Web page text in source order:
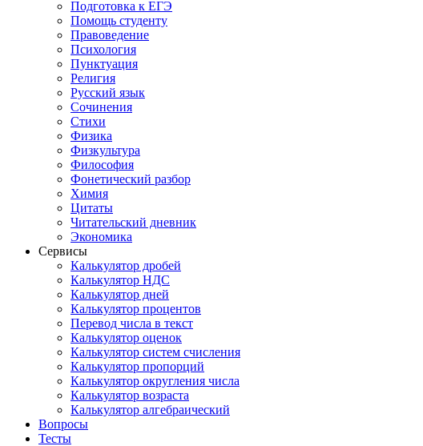
Подготовка к ЕГЭ
Помощь студенту
Правоведение
Психология
Пунктуация
Религия
Русский язык
Сочинения
Стихи
Физика
Физкультура
Философия
Фонетический разбор
Химия
Цитаты
Читательский дневник
Экономика
Сервисы
Калькулятор дробей
Калькулятор НДС
Калькулятор дней
Калькулятор процентов
Перевод числа в текст
Калькулятор оценок
Калькулятор систем счисления
Калькулятор пропорций
Калькулятор округления числа
Калькулятор возраста
Калькулятор алгебраический
Вопросы
Тесты